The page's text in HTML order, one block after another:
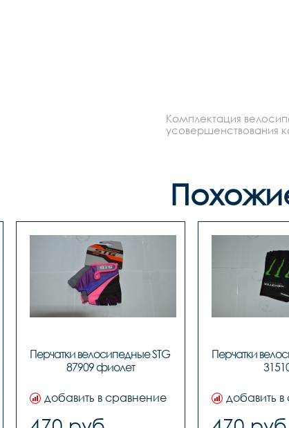
Комплектация
усовершенствования
Перчатки велосипедные STG
87909 фиолет
добавить в сравнение
Перчатки
добавить